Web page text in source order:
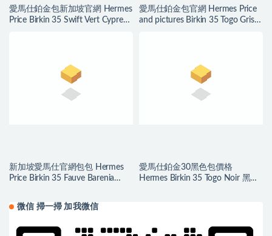
愛馬仕鉑金包新加坡官網 Hermes
Price Birkin 35 Swift Vert Cypress
愛馬仕鉑金包官網 Hermes Price
and pictures Birkin 35 Togo Gris
新加坡愛馬仕官網包包 Hermes
Price Birkin 35 Fauve Barenia
愛馬仕鉑金30黑色包價格
Hermes Birkin 35 Togo Noir 黑色
微信 掃一掃 加我微信